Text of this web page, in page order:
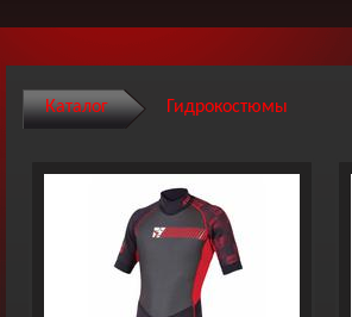
Каталог Гидрокостюмы